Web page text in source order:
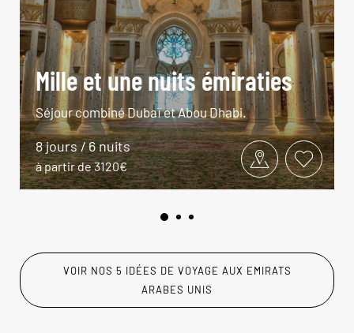
Mille et une nuits émiraties
Séjour combiné Dubaï et Abou Dhabi.
8 jours / 6 nuits
à partir de 3120€
VOIR NOS 5 IDÉES DE VOYAGE AUX EMIRATS
ARABES UNIS